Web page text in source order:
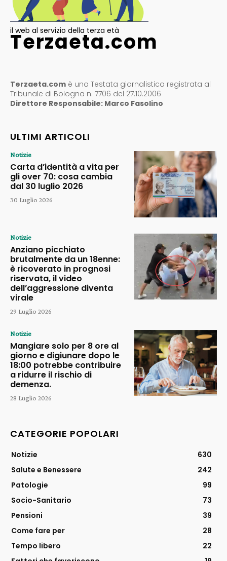
il web al servizio della terza età
Terzaeta.com
Terzaeta.com è una Testata giornalistica registrata al
Tribunale di Bologna n. 7706 del 27.10.2006
Direttore Responsabile: Marco Fasolino
ULTIMI ARTICOLI
Notizie
Carta d’identità a vita per
gli over 70: cosa cambia
dal 30 luglio 2026
30 Luglio 2026
Notizie
Anziano picchiato
brutalmente da un 18enne:
è ricoverato in prognosi
riservata, il video
dell’aggressione diventa
virale
29 Luglio 2026
Notizie
Mangiare solo per 8 ore al
giorno e digiunare dopo le
18:00 potrebbe contribuire
a ridurre il rischio di
demenza.
28 Luglio 2026
CATEGORIE POPOLARI
Notizie
630
Salute e Benessere
242
Patologie
99
Socio-Sanitario
73
Pensioni
39
Come fare per
28
Tempo libero
22